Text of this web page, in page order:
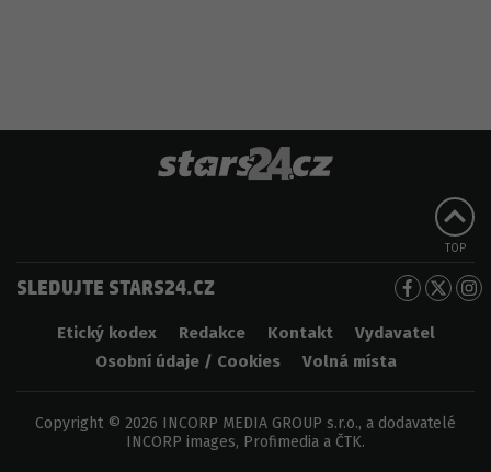
TOP
SLEDUJTE STARS24.CZ
Etický kodex Redakce Kontakt
Vydavatel
Osobní údaje / Cookies
Volná místa
Copyright © 2026 INCORP MEDIA GROUP s.r.o., a dodavatelé
INCORP images, Profimedia a ČTK.